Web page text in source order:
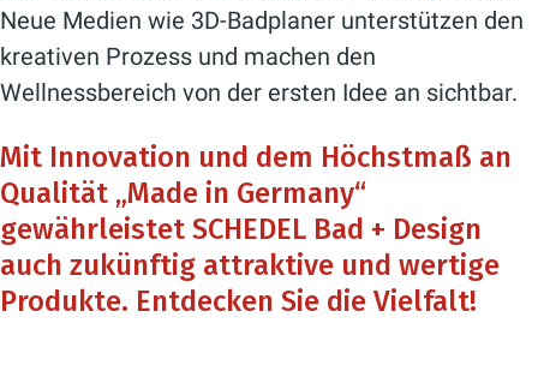
Neue Medien wie 3D-Badplaner unterstützen den
kreativen Prozess und machen den
Wellnessbereich von der ersten Idee an sichtbar.
Mit Innovation und dem Höchstmaß an
Qualität „Made in Germany“
gewährleistet SCHEDEL Bad + Design
auch zukünftig attraktive und wertige
Produkte. Entdecken Sie die Vielfalt!